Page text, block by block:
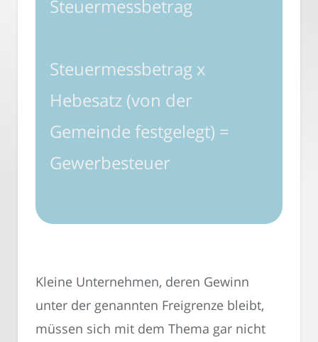
Steuermessbetrag
Steuermessbetrag x
Hebesatz (von der
Gemeinde festgelegt) =
Gewerbesteuer
Kleine Unternehmen, deren Gewinn
unter der genannten Freigrenze bleibt,
müssen sich mit dem Thema gar nicht